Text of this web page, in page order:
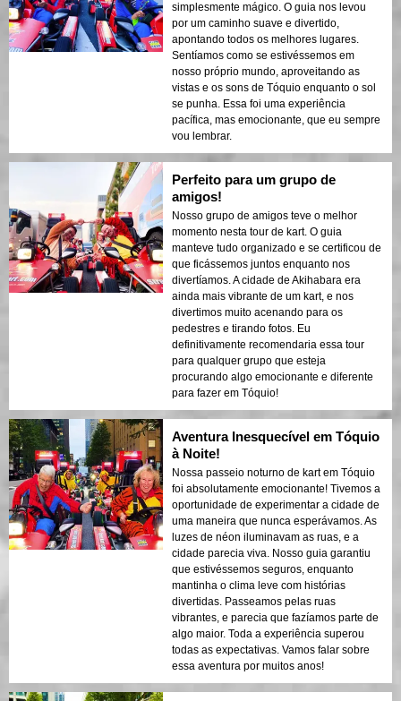
simplesmente mágico. O guia nos levou
por um caminho suave e divertido,
apontando todos os melhores lugares.
Sentíamos como se estivéssemos em
nosso próprio mundo, aproveitando as
vistas e os sons de Tóquio enquanto o sol
se punha. Essa foi uma experiência
pacífica, mas emocionante, que eu sempre
vou lembrar.
Perfeito para um grupo de
amigos!
Nosso grupo de amigos teve o melhor
momento nesta tour de kart. O guia
manteve tudo organizado e se certificou de
que ficássemos juntos enquanto nos
divertíamos. A cidade de Akihabara era
ainda mais vibrante de um kart, e nos
divertimos muito acenando para os
pedestres e tirando fotos. Eu
definitivamente recomendaria essa tour
para qualquer grupo que esteja
procurando algo emocionante e diferente
para fazer em Tóquio!
Aventura Inesquecível em Tóquio
à Noite!
Nossa passeio noturno de kart em Tóquio
foi absolutamente emocionante! Tivemos a
oportunidade de experimentar a cidade de
uma maneira que nunca esperávamos. As
luzes de néon iluminavam as ruas, e a
cidade parecia viva. Nosso guia garantiu
que estivéssemos seguros, enquanto
mantinha o clima leve com histórias
divertidas. Passeamos pelas ruas
vibrantes, e parecia que fazíamos parte de
algo maior. Toda a experiência superou
todas as expectativas. Vamos falar sobre
essa aventura por muitos anos!